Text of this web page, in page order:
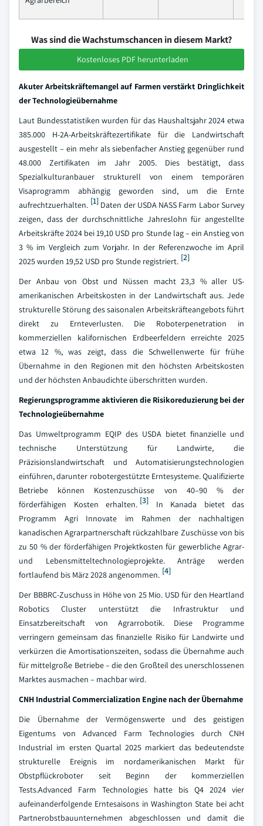
Was sind die Wachstumschancen in diesem Markt?
Kostenloses PDF herunterladen
Akuter Arbeitskräftemangel auf Farmen verstärkt Dringlichkeit
der Technologieübernahme
Laut Bundesstatistiken wurden für das Haushaltsjahr 2024 etwa
385.000 H-2A-Arbeitskräftezertifikate für die Landwirtschaft
ausgestellt – ein mehr als siebenfacher Anstieg gegenüber rund
48.000 Zertifikaten im Jahr 2005. Dies bestätigt, dass
Spezialkulturanbauer strukturell von einem temporären
Visaprogramm abhängig geworden sind, um die Ernte
aufrechtzuerhalten. [1] Daten der USDA NASS Farm Labor Survey
zeigen, dass der durchschnittliche Jahreslohn für angestellte
Arbeitskräfte 2024 bei 19,10 USD pro Stunde lag – ein Anstieg von
3 % im Vergleich zum Vorjahr. In der Referenzwoche im April
2025 wurden 19,52 USD pro Stunde registriert. [2]
Der Anbau von Obst und Nüssen macht 23,3 % aller US-
amerikanischen Arbeitskosten in der Landwirtschaft aus. Jede
strukturelle Störung des saisonalen Arbeitskräfteangebots führt
direkt zu Ernteverlusten. Die Roboterpenetration in
kommerziellen kalifornischen Erdbeerfeldern erreichte 2025
etwa 12 %, was zeigt, dass die Schwellenwerte für frühe
Übernahme in den Regionen mit den höchsten Arbeitskosten
und der höchsten Anbaudichte überschritten wurden.
Regierungsprogramme aktivieren die Risikoreduzierung bei der
Technologieübernahme
Das Umweltprogramm EQIP des USDA bietet finanzielle und
technische Unterstützung für Landwirte, die
Präzisionslandwirtschaft und Automatisierungstechnologien
einführen, darunter robotergestützte Erntesysteme. Qualifizierte
Betriebe können Kostenzuschüsse von 40–90 % der
förderfähigen Kosten erhalten. [3] In Kanada bietet das
Programm Agri Innovate im Rahmen der nachhaltigen
kanadischen Agrarpartnerschaft rückzahlbare Zuschüsse von bis
zu 50 % der förderfähigen Projektkosten für gewerbliche Agrar-
und Lebensmitteltechnologieprojekte. Anträge werden
fortlaufend bis März 2028 angenommen. [4]
Der BBBRC-Zuschuss in Höhe von 25 Mio. USD für den Heartland
Robotics Cluster unterstützt die Infrastruktur und
Einsatzbereitschaft von Agrarrobotik. Diese Programme
verringern gemeinsam das finanzielle Risiko für Landwirte und
verkürzen die Amortisationszeiten, sodass die Übernahme auch
für mittelgroße Betriebe – die den Großteil des unerschlossenen
Marktes ausmachen – machbar wird.
CNH Industrial Commercialization Engine nach der Übernahme
Die Übernahme der Vermögenswerte und des geistigen
Eigentums von Advanced Farm Technologies durch CNH
Industrial im ersten Quartal 2025 markiert das bedeutendste
strukturelle Ereignis im nordamerikanischen Markt für
Obstpflückroboter seit Beginn der kommerziellen
Tests.Advanced Farm Technologies hatte bis Q4 2024 vier
aufeinanderfolgende Erntesaisons in Washington State bei acht
Partnerobstbauunternehmen abgeschlossen und damit die